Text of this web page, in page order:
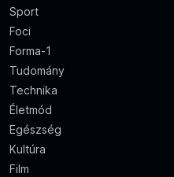
Sport
Foci
Forma-1
Tudomány
Technika
Életmód
Egészség
Kultúra
Film